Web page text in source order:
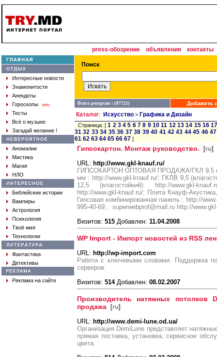
press-обозрение объявления контакты
Интересные новости
Знаменитости
Анекдоты
Гороскопы
new
Тесты
Всё о музыке
Загадай желание !
Аномалии
Мистика
Магия
НЛО
Библейские истории
Вампиры
Астрология
Психология
Твоё имя
Технологии
Фантастика
Детективы
Реклама на сайте
Всего ресурсов : (97721) Добавить
Каталог: Искусство > Графика и Дизайн
Страница: [1 2 3 4 5 6 7 8 9 10 11 12 13 14 15 16
31 32 33 34 35 36 37 38 39 40 41 42 43 44 45 46 47
61 62 63 64 65 66 67 ]
Гипсокартон. Монтаж руководство. [ru]
URL: http://www.gkl-knauf.ru/
ГИПСОКАРТОН ОПТОВАЯ ПРОДАЖА!ГКЛ 9,5
мм : http://www.gkl-knauf.ru/; ГКЛВ 9,5
12,5 (влагостойкий): http://www.gkl-
http://www.gkl-knauf.ru/; Плита Кнауф-
Гипсовая комбинированная панель : http://
995-40-69; . superwebprof@mail.ru http://
Визитов: 515 Добавлен: 11.04.2008
WP Import - Импорт новостей из RSS
URL: http://wp-import.com
Работа с ключевыми словами. Поддержка
серверов.
Визитов: 514Добавлен: 08.02.2007
Производитель натяжных потолков
продажа [ru]
URL: http://www.demi-lune.od.ua/
Организация DemiLune представляет
прямая поставка, установка, сервисное
цвета.